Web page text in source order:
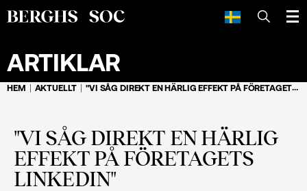
SÖK
ARTIKLAR
HEM AKTUELLT "VI SÅG DIREKT EN HÄRLIG EFFEKT PÅ FÖRETAGETS LINKEDIN"
"VI SÅG DIREKT EN HÄRLIG
EFFEKT PÅ FÖRETAGETS
LINKEDIN"